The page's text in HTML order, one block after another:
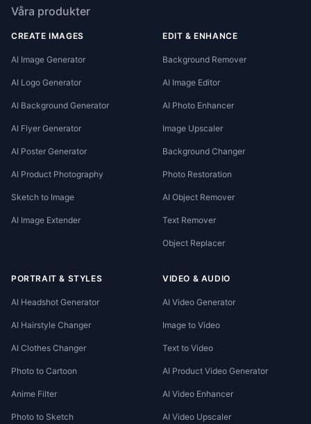
Våra produkter
CREATE IMAGES
AI Image Generator
AI Logo Generator
AI Background Generator
AI Flyer Generator
AI Poster Generator
AI Product Photography
Sketch to Image
AI Image Extender
EDIT & ENHANCE
Background Remover
AI Image Editor
AI Photo Enhancer
Image Upscaler
Background Changer
Photo Restoration
AI Object Remover
Text Remover
Object Replacer
PORTRAIT & STYLES
AI Headshot Generator
AI Hairstyle Changer
AI Clothes Changer
Photo to Cartoon
Anime Filter
Photo to Sketch
VIDEO & AUDIO
AI Video Generator
Image to Video
Text to Video
AI Product Video Generator
AI Video Enhancer
AI Video Upscaler